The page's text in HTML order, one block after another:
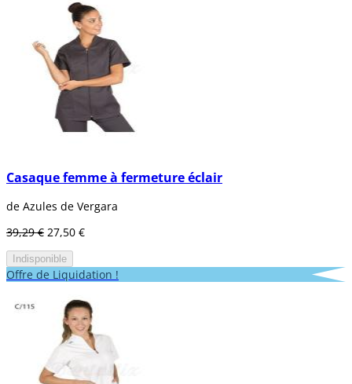
Casaque femme à fermeture éclair
de Azules de Vergara
39,29 € 27,50 €
Indisponible
Offre de Liquidation !